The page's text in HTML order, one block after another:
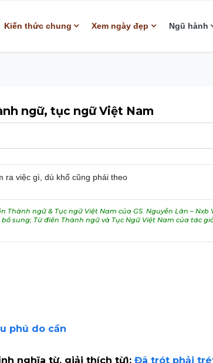
Kiến thức chung Xem ngày đẹp Ngũ hành
ngữ, tục ngữ Việt Nam
ra việc gì, dù khổ cũng phải theo
Thành ngữ & Tục ngữ Việt Nam của GS. Nguyễn Lân – Nxb
sung; Từ điển Thành ngữ và Tục Ngữ Việt Nam của tác
phú do cần
nghĩa từ, giải thích từ): Đã trót phải